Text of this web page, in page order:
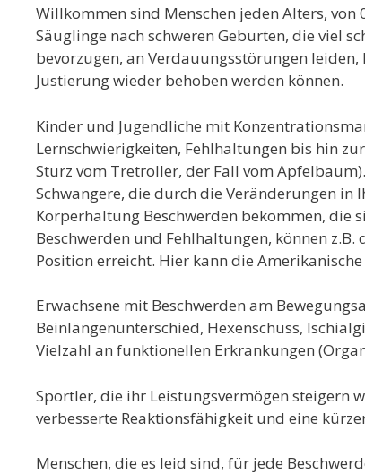
Willkommen sind Menschen jeden Alters,
Säuglinge nach schweren Geburten, die viel
bevorzugen, an Verdauungsstörungen
Justierung wieder behoben werden können.
Kinder und Jugendliche mit
Lernschwierigkeiten, Fehlhaltungen bis hin
Sturz vom Tretroller, der Fall vom Apfelbaum).
Schwangere, die durch die Veränderungen
Körperhaltung Beschwerden bekommen, die
Beschwerden und Fehlhaltungen, können
Position erreicht. Hier kann die
Erwachsene mit Beschwerden am
Beinlängenunterschied, Hexenschuss,
Vielzahl an funktionellen Erkrankungen
Sportler, die ihr Leistungsvermögen steigern
verbesserte Reaktionsfähigkeit und eine
Menschen, die es leid sind, für jede